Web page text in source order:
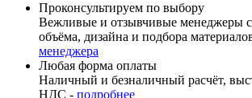
Проконсультируем по выбору
Вежливые и отзывчивые менеджеры
объёма, дизайна и подбора
менеджера
Любая форма оплаты
Наличный и безналичный расчёт,
НДС - подробнее